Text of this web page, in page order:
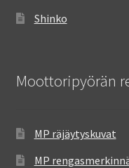
Shinko
Moottoripyörän
MP räjäytyskuvat
MP